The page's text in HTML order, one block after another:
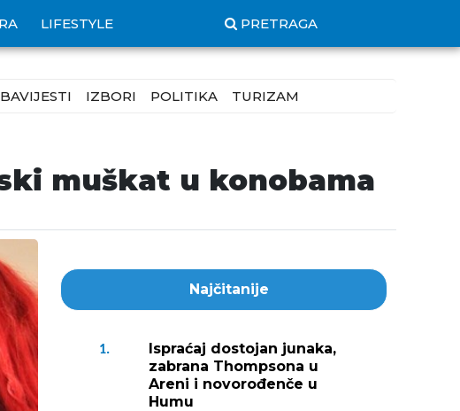
LIFESTYLE PRETRAGA
IZBORI POLITIKA TURIZAM
muškat u konobama
Najčitanije
1.
Ispraćaj dostojan junaka,
zabrana Thompsona u
Areni i novorođenče u
Humu